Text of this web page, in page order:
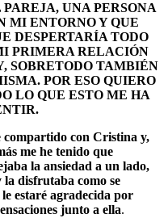
UNA PERSONA
MI ENTORNO Y QUE
DESPERTARÍA TODO
PRIMERA RELACIÓN
SOBRETODO TAMBIÉN
POR ESO QUIERO
LO QUE ESTO ME HA
compartido con Cristina y,
me he tenido que
la ansiedad a un lado,
disfrutaba como se
estaré agradecida por
junto a ella.